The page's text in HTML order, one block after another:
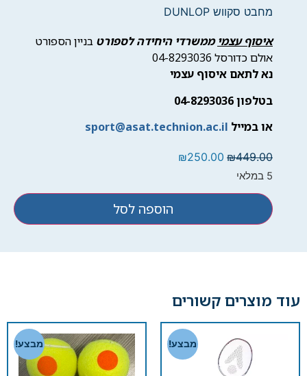
מחבט סקווש DUNLOP
איסוף עצמיממשרדי היחידה לספורט בניין הספורט
אולם כדורסל 04-8293036
נא לתאם איסוף עצמי
בטלפון 04-8293036
או במייל sport@asat.technion.ac.il
₪449.00
₪250.00
5 במלאי
הוספה לסל
עוד מוצרים קשורים
מבצע! מבצע!